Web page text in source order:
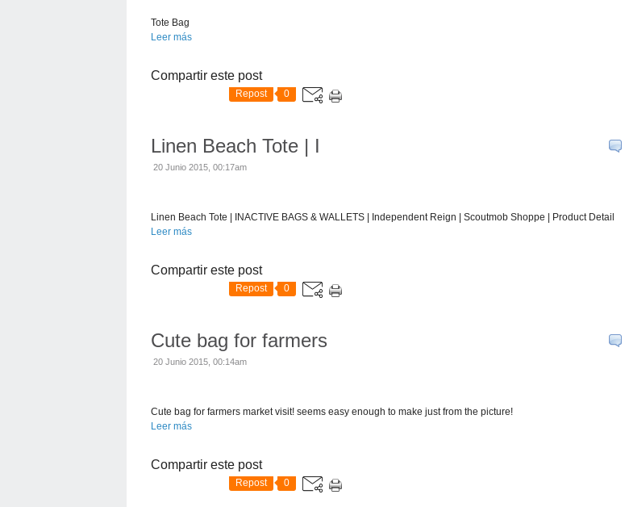
Tote Bag
Leer más
Compartir este post
Repost 0
Linen Beach Tote | I
20 Junio 2015, 00:17am
Linen Beach Tote | INACTIVE BAGS & WALLETS | Independent Reign | Scoutmob Shoppe | Product Detail
Leer más
Compartir este post
Repost 0
Cute bag for farmers
20 Junio 2015, 00:14am
Cute bag for farmers market visit! seems easy enough to make just from the picture!
Leer más
Compartir este post
Repost 0